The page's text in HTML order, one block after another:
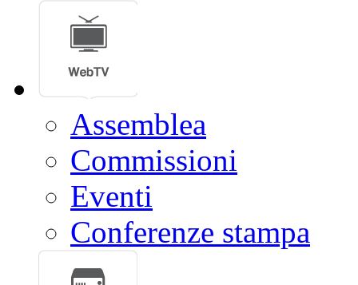
Assemblea
Commissioni
Eventi
Conferenze stampa